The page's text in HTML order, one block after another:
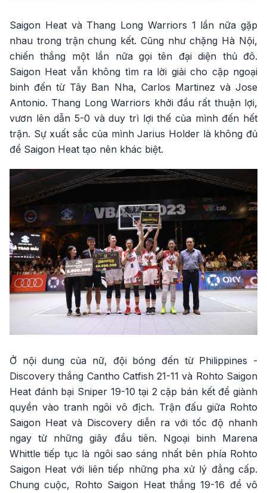
Saigon Heat và Thang Long Warriors 1 lần nữa gặp
nhau trong trận chung kết. Cũng như chặng Hà Nội,
chiến thắng một lần nữa gọi tên đại diện thủ đô.
Saigon Heat vẫn không tìm ra lời giải cho cặp ngoại
binh đến từ Tây Ban Nha, Carlos Martinez và Jose
Antonio. Thang Long Warriors khởi đầu rất thuận lợi,
vươn lên dẫn 5-0 và duy trì lợi thế của mình đến hết
trận. Sự xuất sắc của mình Jarius Holder là không đủ
để Saigon Heat tạo nên khác biệt.
Ở nội dung của nữ, đội bóng đến từ Philippines -
Discovery thắng Cantho Catfish 21-11 và Rohto Saigon
Heat đánh bại Sniper 19-10 tại 2 cặp bán kết để giành
quyền vào tranh ngôi vô địch. Trận đấu giữa Rohto
Saigon Heat và Discovery diễn ra với tốc độ nhanh
ngay từ những giây đầu tiên. Ngoại binh Marena
Whittle tiếp tục là ngôi sao sáng nhất bên phía Rohto
Saigon Heat với liên tiếp những pha xử lý đẳng cấp.
Chung cuộc, Rohto Saigon Heat thắng 19-16 để vô